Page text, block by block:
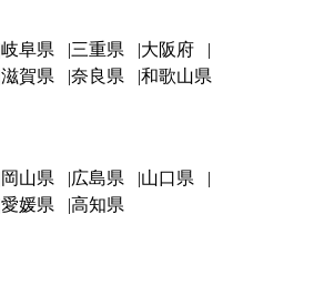
岐阜県 三重県
大阪府
滋賀県 奈良県 和歌山県
岡山県 広島県
山口県
愛媛県 高知県